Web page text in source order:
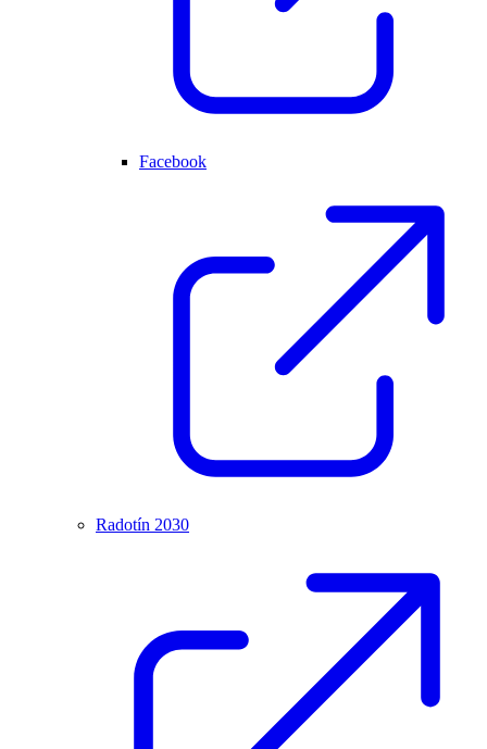
Facebook
Radotín 2030